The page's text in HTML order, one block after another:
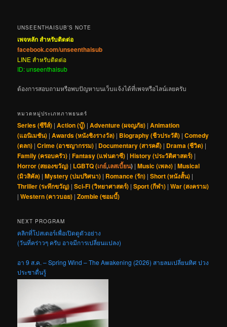
UNSEENTHAISUB’S NOTE
เพจหลัก สำหรับติดต่อ
facebook.com/unseenthaisub
LINE สำหรับติดต่อ
ID: unseenthaisub
ต้องการสอบถามหรือพบปัญหาบนเว็บแจ้งได้ที่เพจหรือไลน์เลยครับ
หมวดหมู่ประเภทภาพยนตร์
Series (ซีรีส์) |Action (บู๊) |Adventure (ผจญภัย) |Animation
(แอนิเมชัน) |Awards (หนังชิงรางวัล) | Biography (ชีวประวัติ) |Comedy
(ตลก) |Crime (อาชญากรรม) | Documentary (สารคดี) | Drama (ชีวิต) |
Family (ครอบครัว) |Fantasy (แฟนตาซี) |History (ประวัติศาสตร์) |
Horror (สยองขวัญ) | LGBTQ (เกย์,เลสเบี้ยน) |Music (เพลง) |Musical
(มิวสิคัล) |Mystery (ปมปริศนา) | Romance (รัก) |Short (หนังสั้น) |
Thriller (ระทึกขวัญ) |Sci-Fi (วิทยาศาสตร์) |Sport (กีฬา) |War (สงคราม)
|Western (คาวบอย) |Zombie (ซอมบี้)
NEXT PROGRAM
คลิกที่โปสเตอร์เพื่อเปิดดูตัวอย่าง
(วันที่คร่าวๆ ครับ อาจมีการเปลี่ยนแปลง)
อา 9 ส.ค. – Spring Wind – The Awakening (2026) สายลมเปลี่ยนทิศ ปวง
ประชาตื่นรู้